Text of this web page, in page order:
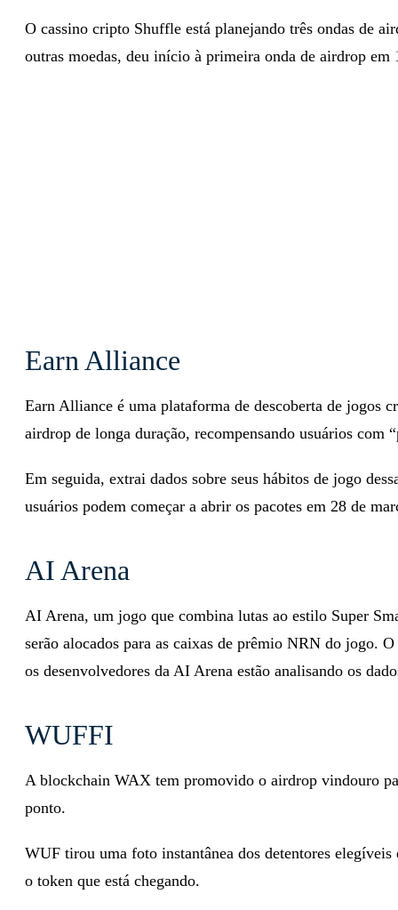
O cassino cripto Shuffle está planejando três ondas de
outras moedas, deu início à primeira onda de airdrop
Earn Alliance
Earn Alliance é uma plataforma de descoberta de jogos
airdrop de longa duração, recompensando usuários com
Em seguida, extrai dados sobre seus hábitos de jogo
usuários podem começar a abrir os pacotes em 28 de
AI Arena
AI Arena, um jogo que combina lutas ao estilo Super
serão alocados para as caixas de prêmio NRN do jogo.
os desenvolvedores da AI Arena estão analisando os
WUFFI
A blockchain WAX tem promovido o airdrop vindouro
ponto.
WUF tirou uma foto instantânea dos detentores
o token que está chegando.